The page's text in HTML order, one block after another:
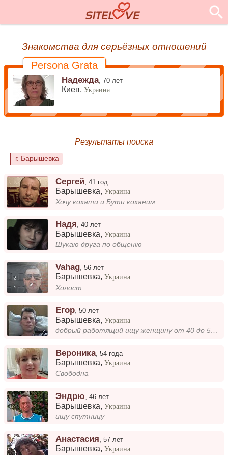
Знакомства для серьёзных отношений
Persona Grata
Надежда,70 лет
Киев,Украина
Результаты поиска
г. Барышевка
Сергей ,41 год
Барышевка,Украина
Хочу кохати и Бути коханим
Надя ,40 лет
Барышевка,Украина
Шукаю друга по общенію
Vahag,56 лет
Барышевка,Украина
Холост
Егор ,50 лет
Барышевка,Украина
добрый работящий ищу женщину от 40 до 50 лет, дети не помеха готова на переезд в село, живу один может откликнется даже...
Вероника,54 года
Барышевка,Украина
Свободна
Эндрю ,46 лет
Барышевка,Украина
ищу спутницу
Анастасия ,57 лет
Барышевка,Украина